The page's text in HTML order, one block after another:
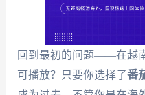
回到最初的问题——在越
可播放？只要你选择了番